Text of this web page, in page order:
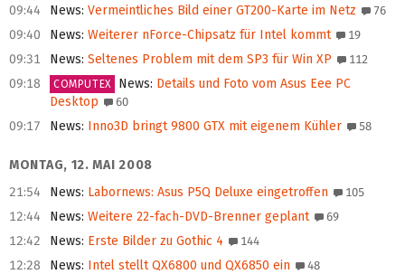
09:44 News: Vermeintliches Bild einer GT200-Karte im Netz 76
09:40 News: Weiterer nForce-Chipsatz für Intel kommt 19
09:31 News: Seltenes Problem mit dem SP3 für Win XP 112
09:18 COMPUTEX News: Details und Foto vom Asus Eee PC
Desktop
60
09:17 News: Inno3D bringt 9800 GTX mit eigenem Kühler 58
MONTAG, 12. MAI 2008
21:54
News: Labornews: Asus P5Q Deluxe eingetroffen 105
12:44 News: Weitere 22-fach-DVD-Brenner geplant 69
12:42 News: Erste Bilder zu Gothic 4 144
12:28 News: Intel stellt QX6800 und QX6850 ein 48